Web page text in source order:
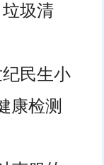
圾清
民生小
康检测